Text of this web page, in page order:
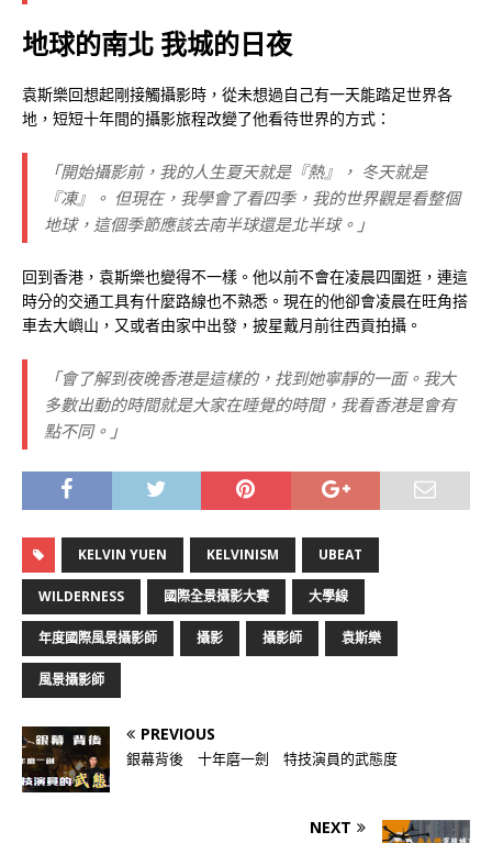
地球的南北 我城的日夜
袁斯樂回想起剛接觸攝影時，從未想過自己有一天能踏足世界各
地，短短十年間的攝影旅程改變了他看待世界的方式：
「開始攝影前，我的人生夏天就是『熱』， 冬天就是
『凍』。 但現在，我學會了看四季，我的世界觀是看整個
地球，這個季節應該去南半球還是北半球。」
回到香港，袁斯樂也變得不一樣。他以前不會在凌晨四圍逛，連這
時分的交通工具有什麼路線也不熟悉。現在的他卻會凌晨在旺角搭
車去大嶼山，又或者由家中出發，披星戴月前往西貢拍攝。
「會了解到夜晚香港是這樣的，找到她寧靜的一面。我大
多數出動的時間就是大家在睡覺的時間，我看香港是會有
點不同。」
KELVIN YUEN KELVINISM UBEAT
WILDERNESS 國際全景攝影大賽 大學線
年度國際風景攝影師 攝影 攝影師 袁斯樂
風景攝影師
PREVIOUS
銀幕背後 十年磨一劍 特技演員的武態度
NEXT